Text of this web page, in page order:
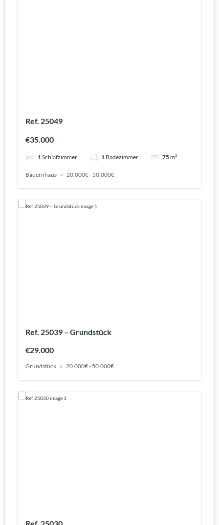
Ref. 25049
€35.000
1Schlafzimmer 1 Badezimmer 75m²
Bauernhaus 20.000€ - 50.000€
Ref. 25039 – Grundstück
€29.000
Grundstück 20.000€ - 50.000€